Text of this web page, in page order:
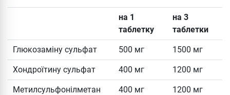
на 1
таблетку
на 3
таблетки
Глюкозаміну сульфат 500 мг 1500 мг
Хондроїтину сульфат 400 мг 1200 мг
Метилсульфонілметан
400 мг 1200 мг